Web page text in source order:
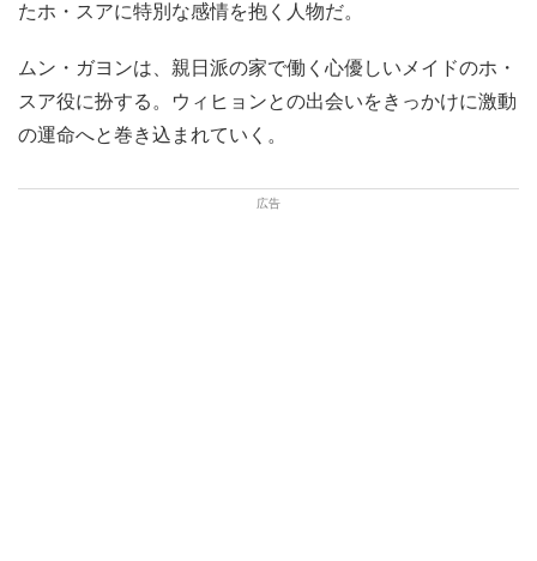
たホ・スアに特別な感情を抱く人物だ。
ムン・ガヨンは、親日派の家で働く心優しいメイドのホ・
スア役に扮する。ウィヒョンとの出会いをきっかけに激動
の運命へと巻き込まれていく。